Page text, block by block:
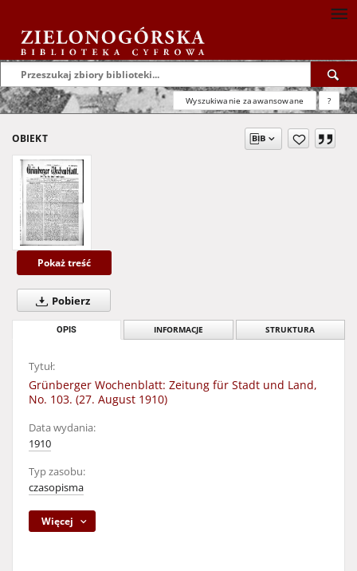
Wyszukiwanie zaawansowane ?
OBIEKT
Pokaż treść
Pobierz
OPIS INFORMACJE STRUKTURA
Tytuł:
Grünberger Wochenblatt: Zeitung für Stadt und Land,
No. 103. (27. August 1910)
Data wydania:
1910
Typ zasobu:
czasopisma
Więcej